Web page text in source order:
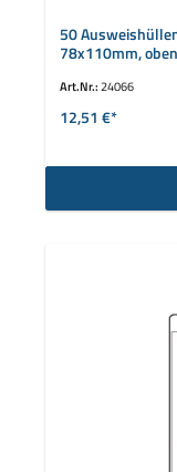
50
78x110mm,
Art.Nr.:24066
12,51 €*